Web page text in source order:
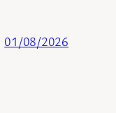
01/08/2026